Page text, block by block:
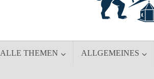
ALLE THEMEN ALLGEMEINES